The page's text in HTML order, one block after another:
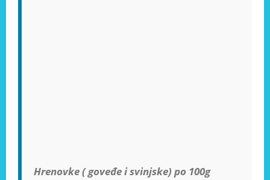
Hrenovke ( goveđe i svinjske) po 100g